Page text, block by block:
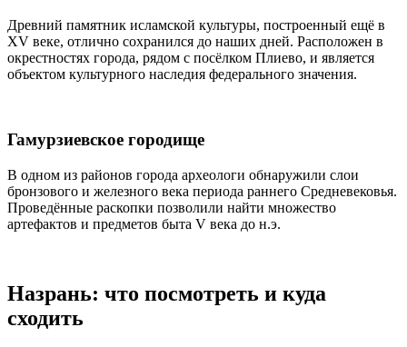
Древний памятник исламской культуры, построенный ещё в
XV веке, отлично сохранился до наших дней. Расположен в
окрестностях города, рядом с посёлком Плиево, и является
объектом культурного наследия федерального значения.
Гамурзиевское городище
В одном из районов города археологи обнаружили слои
бронзового и железного века периода раннего Средневековья.
Проведённые раскопки позволили найти множество
артефактов и предметов быта V века до н.э.
Назрань: что посмотреть и куда
сходить